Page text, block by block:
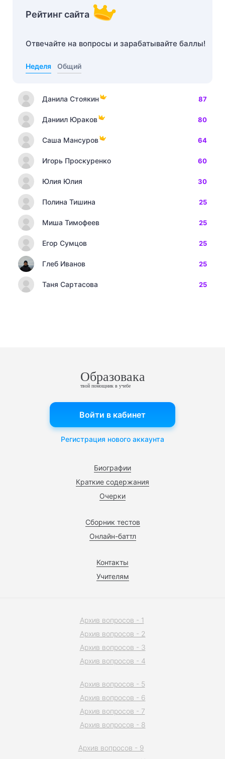
Рейтинг сайта
Отвечайте на вопросы и зарабатывайте баллы!
Неделя Общий
Данила Стоякин 87
Даниил Юраков 80
Саша Мансуров 64
Игорь Проскуренко 60
Юлия Юлия 30
Полина Тишина 25
Миша Тимофеев 25
Егор Сумцов 25
Глеб Иванов 25
Таня Сартасова 25
Образовака
твой помощник в учебе
Биографии
Краткие содержания
Очерки
Сборник тестов
Онлайн-баттл
Контакты
Учителям
Войти в кабинет
Регистрация нового аккаунта
Архив вопросов - 1
Архив вопросов - 2
Архив вопросов - 3
Архив вопросов - 4
Архив вопросов - 5
Архив вопросов - 6
Архив вопросов - 7
Архив вопросов - 8
Архив вопросов - 9